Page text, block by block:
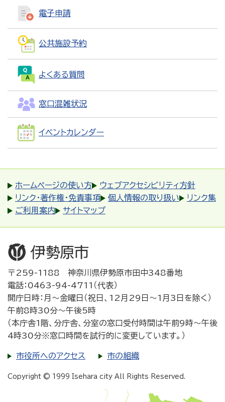
電子申請
公共施設予約
よくある質問
窓口混雑状況
イベントカレンダー
ホームページの使い方
ウェブアクセシビリティ方針
リンク・著作権・免責事項
個人情報の取り扱い
リンク集
ご利用案内
サイトマップ
〒259-1188 神奈川県伊勢原市田中348番地
電話：0463-94-4711（代表）
開庁日時：月～金曜日（祝日、12月29日～1月3日を除く）
午前8時30分～午後5時
（本庁舎1階、分庁舎、分室の窓口受付時間は午前9時～午後
4時30分※窓口時間を試行的に変更しています。）
市役所へのアクセス 市の組織
Copyright © 1999 Isehara city All Rights Reserved.